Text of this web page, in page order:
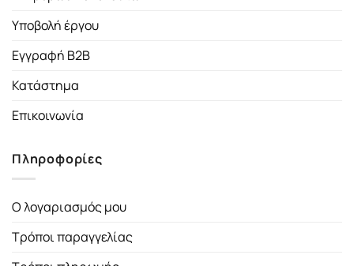
Υποβολή έργου
Εγγραφή B2B
Κατάστημα
Επικοινωνία
Πληροφορίες
Ο λογαριασμός μου
Τρόποι παραγγελίας